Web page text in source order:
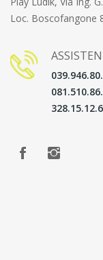
Loc. Boscofangone